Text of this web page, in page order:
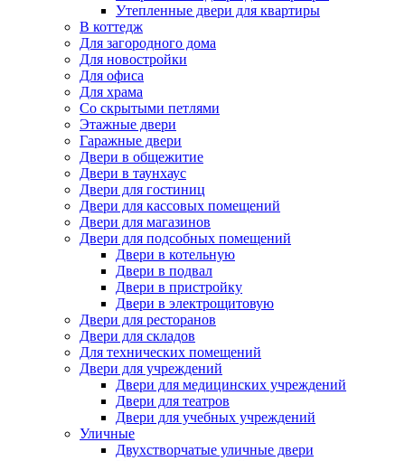
Утепленные двери для квартиры
В коттедж
Для загородного дома
Для новостройки
Для офиса
Для храма
Со скрытыми петлями
Этажные двери
Гаражные двери
Двери в общежитие
Двери в таунхаус
Двери для гостиниц
Двери для кассовых помещений
Двери для магазинов
Двери для подсобных помещений
Двери в котельную
Двери в подвал
Двери в пристройку
Двери в электрощитовую
Двери для ресторанов
Двери для складов
Для технических помещений
Двери для учреждений
Двери для медицинских учреждений
Двери для театров
Двери для учебных учреждений
Уличные
Двухстворчатые уличные двери